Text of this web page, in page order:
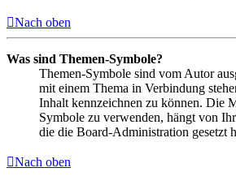
Nach oben
Was sind Themen-Symbole?
Themen-Symbole sind vom Autor
mit einem Thema in Verbindung
Inhalt kennzeichnen zu können. Die
Symbole zu verwenden, hängt von
die die Board-Administration gesetzt
Nach oben